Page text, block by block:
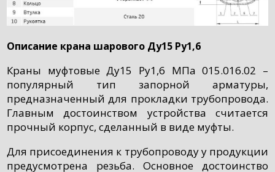
Описание крана шарового Ду15 Ру1,6
Краны муфтовые Ду15 Ру1,6 МПа 015.016.02 –
популярный тип запорной арматуры,
предназначенный для прокладки трубопровода.
Главным достоинством устройства считается
прочный корпус, сделанный в виде муфты.
Для присоединения к трубопроводу у продукции
предусмотрена резьба. Основное достоинство